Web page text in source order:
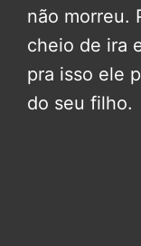
não morreu.
cheio de ira
pra isso ele
do seu filho.